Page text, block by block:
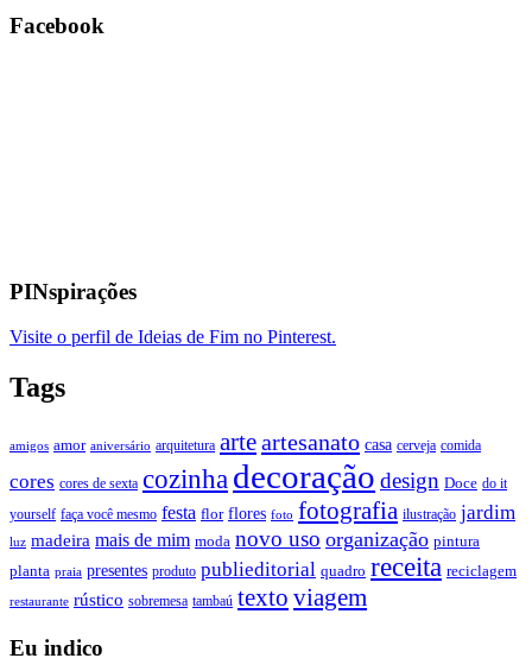
Facebook
PINspirações
Visite o perfil de Ideias de Fim no Pinterest.
Tags
amigos amor aniversário arquitetura arteartesanato casa cerveja comida
cores cores de sexta cozinha decoração design Doce do it
yourself faça você mesmo festa flor flores foto fotografia ilustração jardim
luz madeira mais de mim moda novo uso organização pintura
planta praia presentes produto publieditorial quadro receita reciclagem
restaurante rústico sobremesa tambaú texto viagem
Eu indico